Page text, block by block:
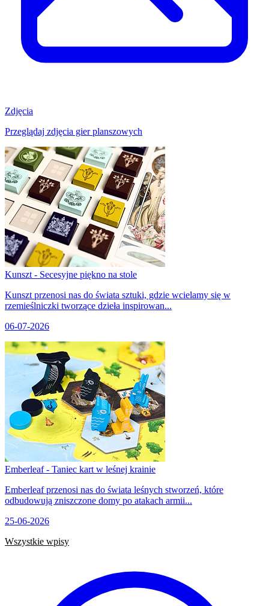
Zdjęcia
Przeglądaj zdjęcia gier planszowych
Kunszt - Secesyjne piękno na stole
Kunszt przenosi nas do świata sztuki, gdzie wcielamy się w
rzemieślniczki tworzące dzieła inspirowan...
06-07-2026
Emberleaf - Taniec kart w leśnej krainie
Emberleaf przenosi nas do świata leśnych stworzeń, które
odbudowują zniszczone domy po atakach armii...
25-06-2026
Wszystkie wpisy